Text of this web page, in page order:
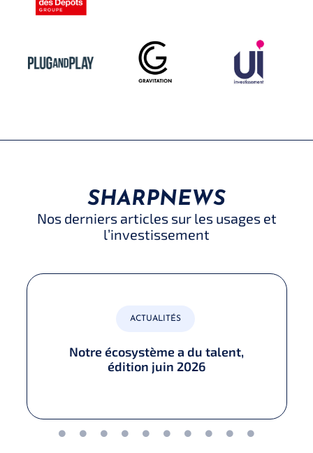
SHARPNEWS
Nos derniers articles sur les usages et
l’investissement
ACTUALITÉS
Notre écosystème a du talent,
édition juin 2026​